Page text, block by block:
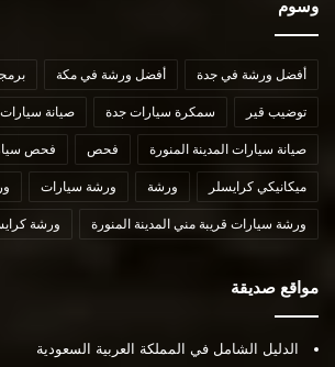
وسوم
أفضل ورشة في جدة أفضل ورشة في مكة
توضيب قير سمكرة سيارات جدة صيانة سيارات
صيانة سيارات المدينة المنورة فحص فحص
ميكانيكي كرايسلر ورشة ورشة سيارات
ورشة سيارات قريبة مني المدينة المنورة ورشة
مواقع صديقة
الدليل الشامل في المملكة العربية السعودية